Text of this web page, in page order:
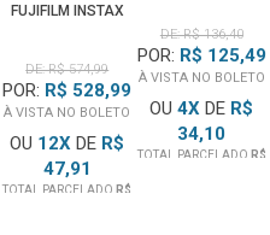
FUJIFILM INSTAX
DE: R$ 574,99
POR: R$ 528,99
À VISTA NO BOLETO
OU 12X DE R$
47,91
TOTAL PARCELADO R$
PAINEL LED 17V
2.8A (BIVOLT)
DE: R$ 136,40
POR: R$ 125,49
À VISTA NO BOLETO
OU4X DE R$
34,10
TOTAL PARCELADO R$